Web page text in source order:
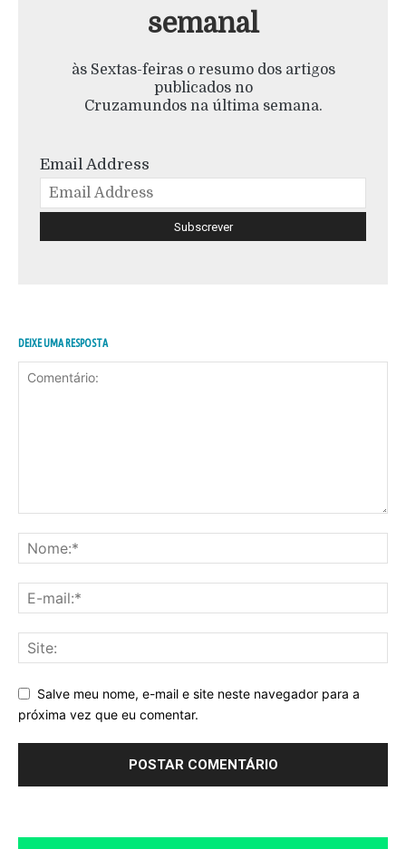
semanal
às Sextas-feiras o resumo dos artigos
publicados no
Cruzamundos na última semana.
Email Address
DEIXE UMA RESPOSTA
Salve meu nome, e-mail e site neste navegador para a
próxima vez que eu comentar.